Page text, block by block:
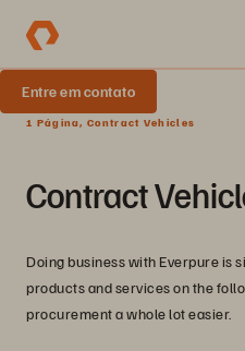
Entre em contato
1 Página, Contract Vehicles
Contract
Doing business with Everpure is
products and services on the
procurement a whole lot easier.